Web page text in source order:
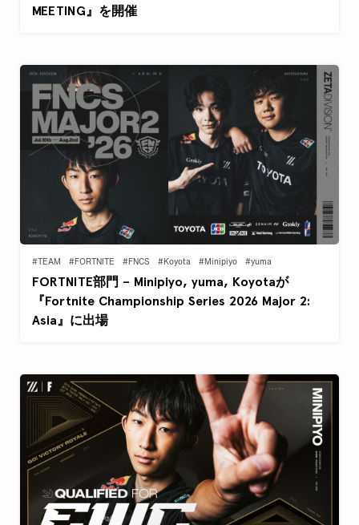
MEETING』を開催
#TEAM #FORTNITE #FNCS #Koyota #Minipiyo #yuma
FORTNITE部門 – Minipiyo, yuma, Koyotaが
『Fortnite Championship Series 2026 Major 2:
Asia』に出場